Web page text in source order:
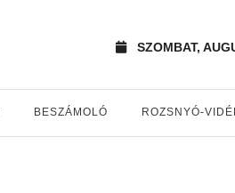
SZOMBAT,
BESZÁMOLÓ ROZSNYÓ-